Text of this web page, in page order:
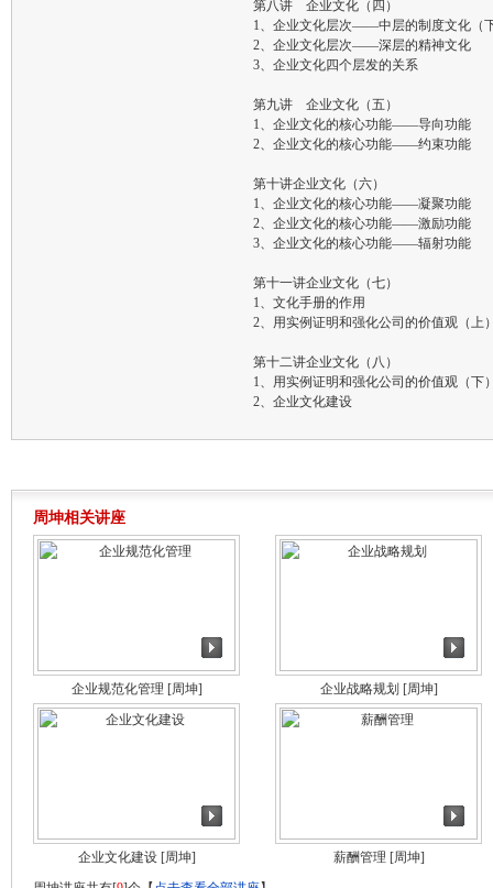
第八讲 企业文化（四）
1、企业文化层次——中层的制度文化（
2、企业文化层次——深层的精神文化
3、企业文化四个层发的关系
第九讲 企业文化（五）
1、企业文化的核心功能——导向功能
2、企业文化的核心功能——约束功能
第十讲企业文化（六）
1、企业文化的核心功能——凝聚功能
2、企业文化的核心功能——激励功能
3、企业文化的核心功能——辐射功能
第十一讲企业文化（七）
1、文化手册的作用
2、用实例证明和强化公司的价值观（上
第十二讲企业文化（八）
1、用实例证明和强化公司的价值观（下
2、企业文化建设
周坤相关讲座
企业规范化管理 [周坤] 企业战略规划 [周坤]
企业文化建设[周坤] 薪酬管理 [周坤]